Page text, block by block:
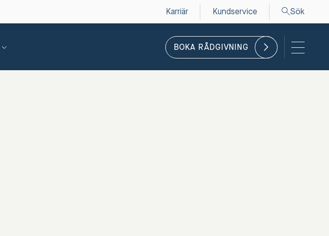
Karriär Kundservice Sök
BOKA RÅDGIVNING